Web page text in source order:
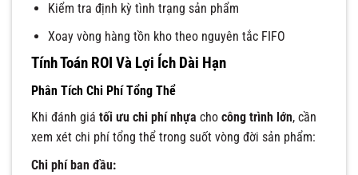
Kiểm tra định kỳ tình trạng sản phẩm
Xoay vòng hàng tồn kho theo nguyên tắc FIFO
Tính Toán ROI Và Lợi Ích Dài Hạn
Phân Tích Chi Phí Tổng Thể
Khi đánh giá tối ưu chi phí nhựa cho công trình lớn, cần
xem xét chi phí tổng thể trong suốt vòng đời sản phẩm:
Chi phí ban đầu: